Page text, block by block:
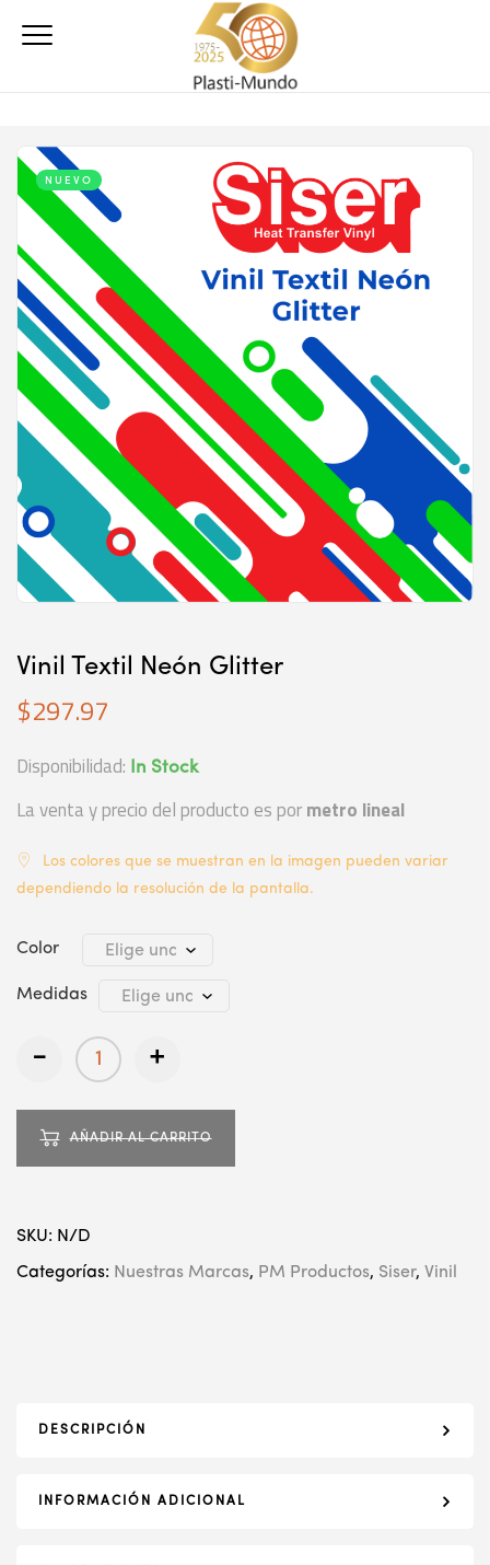
NUEVO
Vinil Textil Neón Glitter
$297.97
Disponibilidad: In Stock
La venta y precio del producto es pormetro lineal
Los colores que se muestran en la imagen pueden variar
dependiendo la resolución de la pantalla.
Color
Medidas
- +
AÑADIR AL CARRITO
SKU: N/D
Categorías: Nuestras Marcas, PM Productos, Siser, Vinil
DESCRIPCIÓN
INFORMACIÓN ADICIONAL